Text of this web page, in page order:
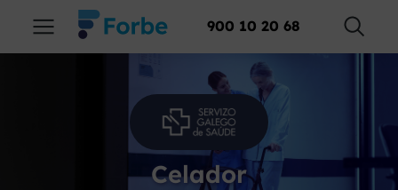
900 10 20 68
Celador